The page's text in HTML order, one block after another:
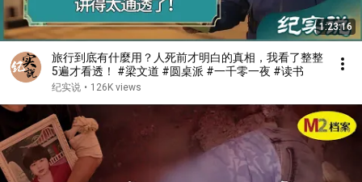
1:23:16
旅行到底有什麼用？人死前才明白的真相，我看了整整
5遍才看透！ #梁文道 #圆桌派 #一千零一夜 #读书
纪实说 • 126K views